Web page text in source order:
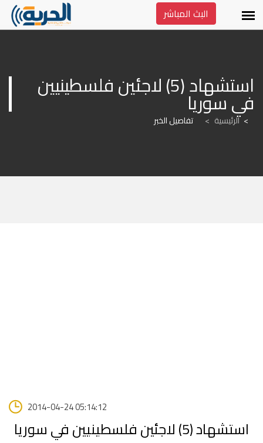
البث المباشر
في سوريا
الرئيسية > تفاصيل الخبر
2014-04-24 05:14:12
استشهاد (5) لاجئين فلسطينيين في سوريا